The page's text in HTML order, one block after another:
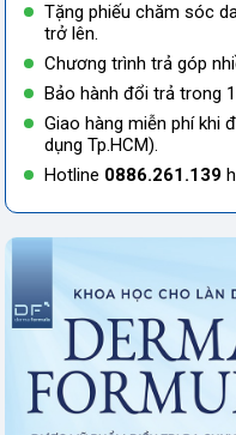
Tặng phiếu chăm sóc
trở lên.
Chương trình trả góp
Bảo hành đổi trả trong
Giao hàng miễn phí khi
dụng Tp.HCM).
Hotline 0886.261.139